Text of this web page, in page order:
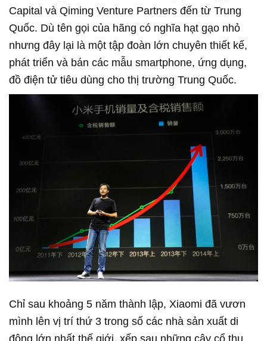
Capital và Qiming Venture Partners đến từ Trung
Quốc. Dù tên gọi của hãng có nghĩa hạt gạo nhỏ
nhưng đây lại là một tập đoàn lớn chuyên thiết kế,
phát triển và bán các mẫu smartphone, ứng dụng,
đồ điện tử tiêu dùng cho thị trường Trung Quốc.
Chỉ sau khoảng 5 năm thành lập, Xiaomi đã vươn
mình lên vị trí thứ 3 trong số các nhà sản xuất di
động lớn nhất thế giới, xếp sau những cây cổ thụ